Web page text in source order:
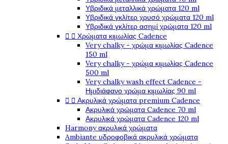
Υβριδικά μεταλλικά χρώματα 120 ml
Υβριδικά γκλίτερ χρυσό χρώματα 120 ml
Υβριδικά γκλίτερ ασημί χρώματα 120 ml
  Χρώματα κιμωλίας Cadence
Very chalky - χρώμα κιμωλίας Cadence
150 ml
Very chalky - χρώμα κιμωλίας Cadence
500 ml
Very chalky wash effect Cadence -
Ημιδιάφανο χρώμα κιμωλίας 90 ml
  Ακρυλικά χρώματα premium Cadence
Ακρυλικά χρώματα Cadence 70 ml
Ακρυλικά χρώματα Cadence 120 ml
Harmony ακρυλικά χρώματα
Ambiante υδροφοβικά ακρυλικά χρώματα